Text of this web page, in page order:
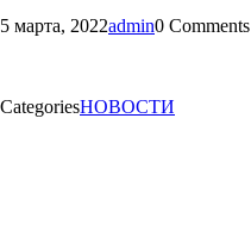
5 марта, 2022admin0 Comments
CategoriesНОВОСТИ